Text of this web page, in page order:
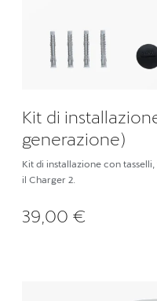
Kit di
generazione)
Kit di installazione con
il Charger 2.
39,00 €